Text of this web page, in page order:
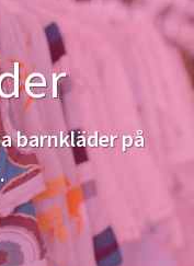
barnkläder på